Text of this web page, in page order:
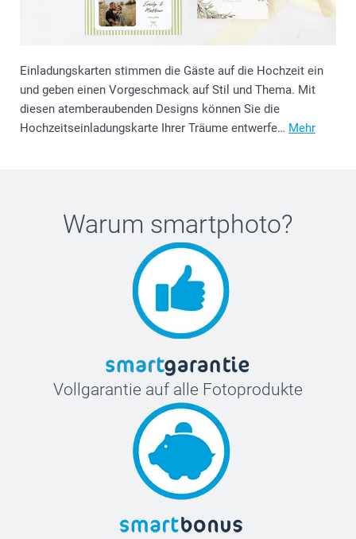
Einladungskarten stimmen die Gäste auf die Hochzeit ein
und geben einen Vorgeschmack auf Stil und Thema. Mit
diesen atemberaubenden Designs können Sie die
Hochzeitseinladungskarte Ihrer Träume entwerfe… Mehr
Warum smartphoto?
Vollgarantie auf alle Fotoprodukte